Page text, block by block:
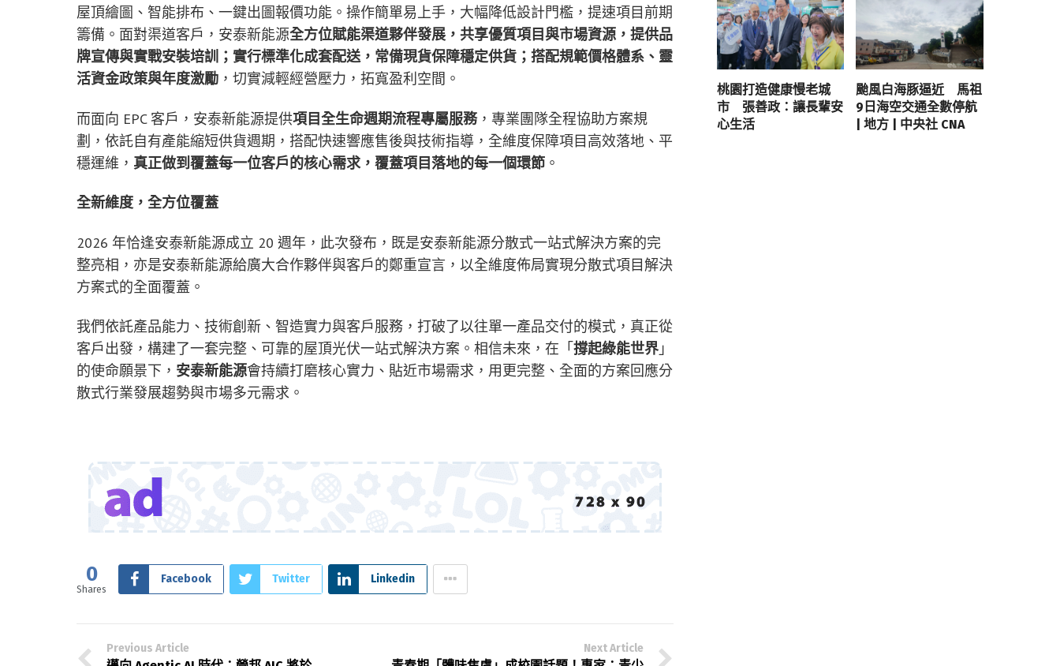
屋頂繪圖、智能排布、一鍵出圖報價功能。操作簡單易上手，大幅降低設計門檻，提速項目前期
籌備。面對渠道客戶，安泰新能源全方位賦能渠道夥伴發展，共享優質項目與市場資源，提供品
牌宣傳與實戰安裝培訓；實行標準化成套配送，常備現貨保障穩定供貨；搭配規範價格體系、靈
活資金政策與年度激勵 ，切實減輕經營壓力，拓寬盈利空間。
而面向 EPC 客戶，安泰新能源提供項目全生命週期流程專屬服務，專業團隊全程協助方案規
劃，依託自有產能縮短供貨週期，搭配快速響應售後與技術指導，全維度保障項目高效落地、平
穩運維， 真正做到覆蓋每一位客戶的核心需求，覆蓋項目落地的每一個環節 。
全新維度，全方位覆蓋
2026 年恰逢安泰新能源成立 20 週年，此次發布，既是安泰新能源分散式一站式解決方案的完
整亮相，亦是安泰新能源給廣大合作夥伴與客戶的鄭重宣言，以全維度佈局實現分散式項目解決
方案式的全面覆蓋。
我們依託產品能力、技術創新、智造實力與客戶服務，打破了以往單一產品交付的模式，真正從
客戶出發，構建了一套完整、可靠的屋頂光伏一站式解決方案。相信未來，在「撐起綠能世界 」
的使命願景下， 安泰新能源會持續打磨核心實力、貼近市場需求，用更完整、全面的方案回應分
散式行業發展趨勢與市場多元需求。
0
Shares
Facebook Twitter Linkedin
Previous Article Next Article
桃園打造健康慢老城
市 張善政：讓長輩安
心生活
颱風白海豚逼近 馬祖
9日海空交通全數停航
| 地方 | 中央社 CNA